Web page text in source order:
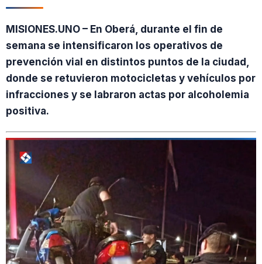
MISIONES.UNO – En Oberá, durante el fin de
semana se intensificaron los operativos de
prevención vial en distintos puntos de la ciudad,
donde se retuvieron motocicletas y vehículos por
infracciones y se labraron actas por alcoholemia
positiva.